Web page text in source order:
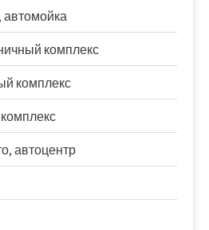
автомойка
комплекс
комплекс
автоцентр